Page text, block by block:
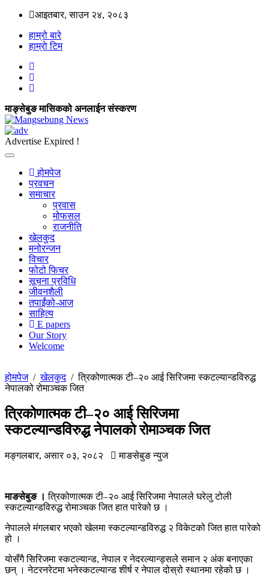
आइतबार, साउन २४, २०८३
हाम्रो बारे
हाम्राे टिम
माङ्सेबुङ मासिकको अनलाईन संस्करण
Advertise Expired !
होमपेज
प्रवचन
समाचार
प्रवास
मोफसल
राजनीति
खेलकुद
मनोरन्जन
विचार
फोटो फिचर
सूचना प्रविधि
जीवनशैली
तपाईंको-आज
साहित्य
E papers
Our Story
Welcome
होमपेज/खेलकुद/त्रिकोणात्मक टी–२० आई सिरिजमा स्कटल्यान्डविरुद्ध
नेपालको रोमाञ्चक जित
त्रिकोणात्मक टी–२० आई सिरिजमा
स्कटल्यान्डविरुद्ध नेपालको रोमाञ्चक जित
मङ्गलबार, असार ०३, २०८२ माङसेबुङ न्युज
माङसेबुङ । त्रिकोणात्मक टी–२० आई सिरिजमा नेपालले घरेलु टोली
स्कटल्यान्डविरुद्ध रोमाञ्चक जित हात पारेको छ ।
नेपालले मंगलबार भएको खेलमा स्कटल्यान्डविरुद्ध २ विकेटको जित हात पारेको
हो ।
योसँगै सिरिजमा स्कटल्यान्ड, नेपाल र नेदरल्यान्ड्सले समान २ अंक बनाएका
छन् । नेटरनरेटमा भनेस्कटल्यान्ड शीर्ष र नेपाल दोस्रो स्थानमा रहेको छ ।